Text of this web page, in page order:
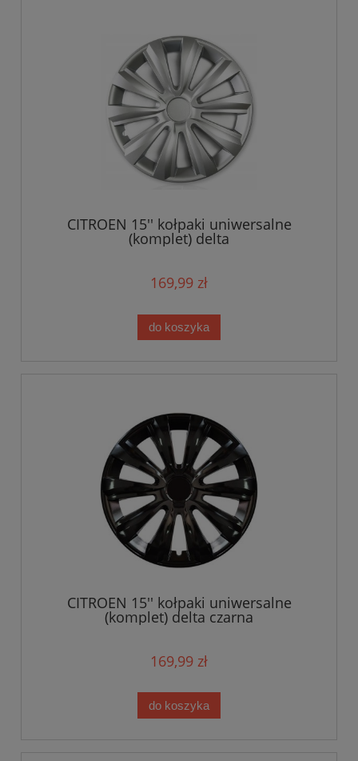
CITROEN 15'' kołpaki uniwersalne
(komplet) delta
169,99 zł
do koszyka
CITROEN 15'' kołpaki uniwersalne
(komplet) delta czarna
169,99 zł
do koszyka